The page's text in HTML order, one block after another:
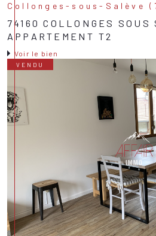
Collonges-sous-Salève
74160 COLLONGES SOUS
APPARTEMENT T2
Voir le bien
VENDU